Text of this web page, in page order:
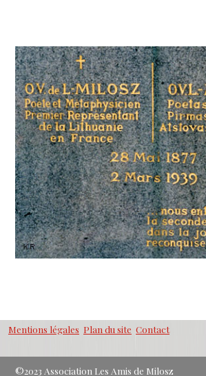
Mentions légales Plan du site Contact
©2023 Association Les Amis de Milosz